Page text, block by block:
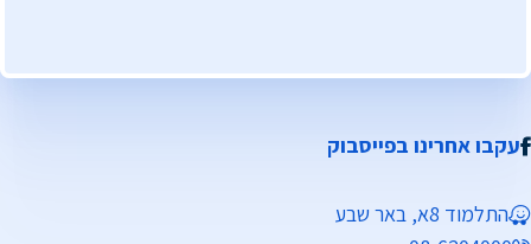
עקבו אחרינו בפייסבוק
התלמוד 8א, באר שבע